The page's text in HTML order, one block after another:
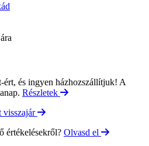
és ingyen házhozszállítjuk! A
Részletek
visszajár
értékelésekről? Olvasd el